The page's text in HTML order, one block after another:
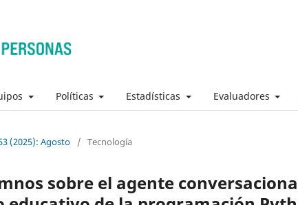
Políticas Estadísticas Evaluadores
(2025): Agosto / Tecnología
sobre el agente